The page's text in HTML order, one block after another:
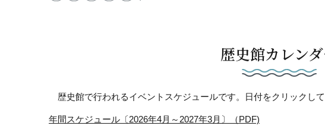
歴史館カレン
歴史館で行われるイベントスケジュールです。日付をクリックし
年間スケジュール〔2026年4月～2027年3月〕（PDF)